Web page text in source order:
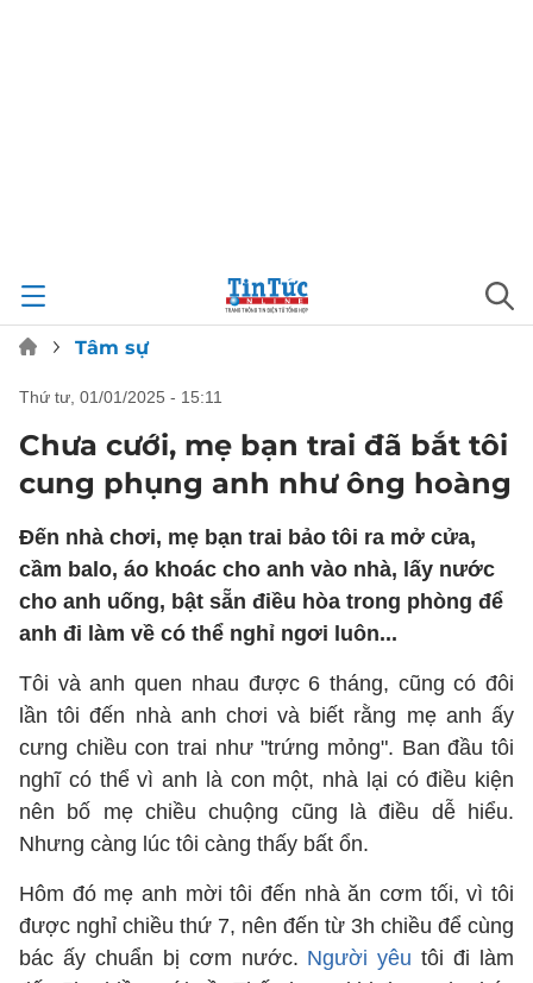
Tâm sự
thứ tư, 01/01/2025 - 15:11
Chưa cưới, mẹ bạn trai đã bắt tôi
cung phụng anh như ông hoàng
Đến nhà chơi, mẹ bạn trai bảo tôi ra mở cửa,
cầm balo, áo khoác cho anh vào nhà, lấy nước
cho anh uống, bật sẵn điều hòa trong phòng để
anh đi làm về có thể nghỉ ngơi luôn...
Tôi và anh quen nhau được 6 tháng, cũng có đôi
lần tôi đến nhà anh chơi và biết rằng mẹ anh ấy
cưng chiều con trai như "trứng mỏng". Ban đầu tôi
nghĩ có thể vì anh là con một, nhà lại có điều kiện
nên bố mẹ chiều chuộng cũng là điều dễ hiểu.
Nhưng càng lúc tôi càng thấy bất ổn.
Hôm đó mẹ anh mời tôi đến nhà ăn cơm tối, vì tôi
được nghỉ chiều thứ 7, nên đến từ 3h chiều để cùng
bác ấy chuẩn bị cơm nước. Người yêutôi đi làm